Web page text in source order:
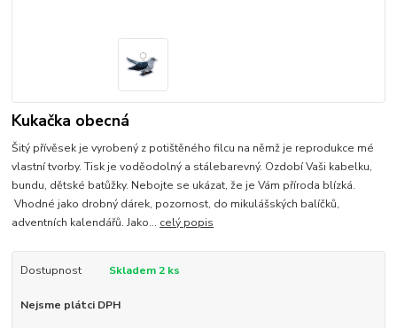
Kukačka obecná
Šitý přívěsek je vyrobený z potištěného filcu na němž je reprodukce mé
vlastní tvorby. Tisk je voděodolný a stálebarevný. Ozdobí Vaši kabelku,
bundu, dětské batůžky. Nebojte se ukázat, že je Vám příroda blízká.
Vhodné jako drobný dárek, pozornost, do mikulášských balíčků,
adventních kalendářů. Jako... celý popis
Dostupnost Skladem 2 ks
Nejsme plátci DPH